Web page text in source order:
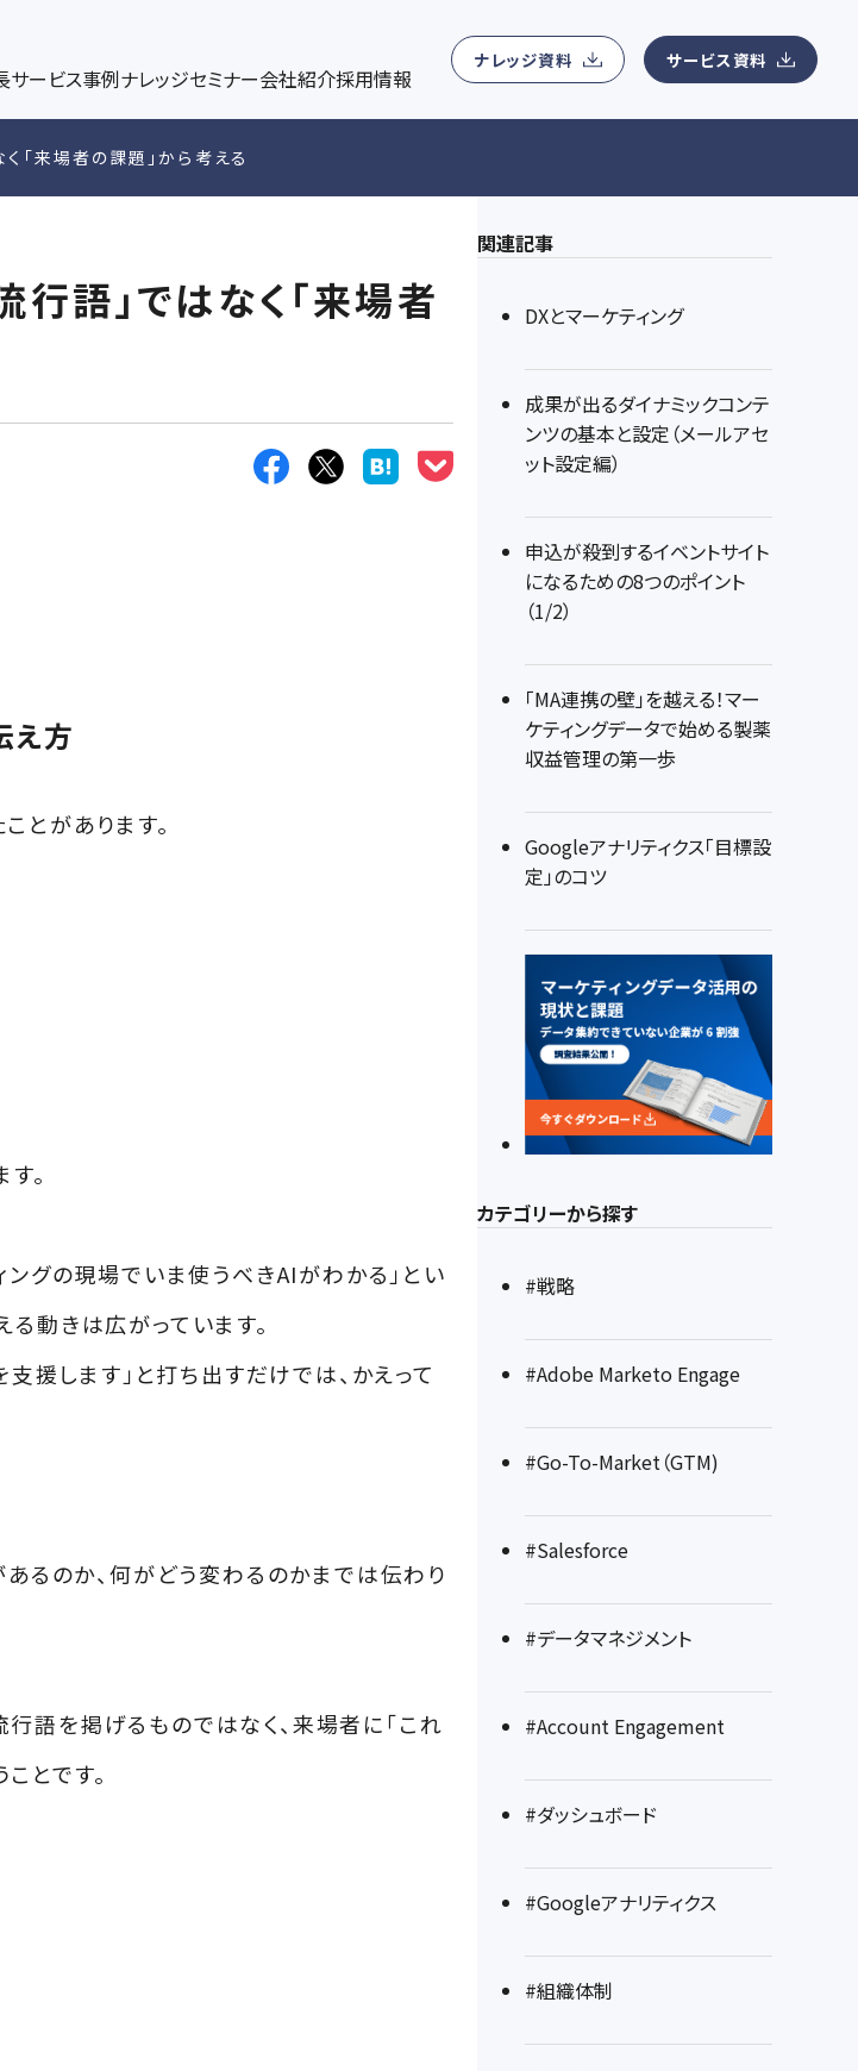
サービス
リサーチ
事例ナレッジ
マーケティングに関わる無料eBookを提供
セミナー会社紹介
所在地、事業領域、アクセスマップ、役員紹介などの基本情報
採用情報
ナレッジ資料 サービス資料
「来場者の課題」から考える
語」ではなく「来場者
え方
とがあります。
。
ングの現場でいま使うべきAIがわかる」とい
動きは広がっています。
援します」と打ち出すだけでは、かえって
るのか、何がどう変わるのかまでは伝わり
語を掲げるものではなく、来場者に「これ
とです。
関連記事
DXとマーケティング
成果が出るダイナミックコンテ
ンツの基本と設定（メールアセ
ット設定編）
申込が殺到するイベントサイト
になるための8つのポイント
（1/2）
「MA連携の壁」を越える！マー
ケティングデータで始める製薬
収益管理の第一歩
Googleアナリティクス「目標設
定」のコツ
カテゴリーから探す
#戦略
#Adobe Marketo Engage
#Go-To-Market（GTM)
#Salesforce
#データマネジメント
#Account Engagement
#ダッシュボード
#Googleアナリティクス
#組織体制